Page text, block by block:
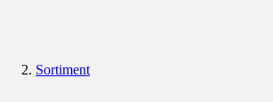
Sortiment